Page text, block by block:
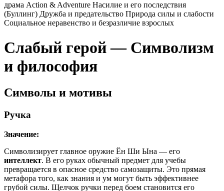
драма Action & Adventure Насилие и его последствия
(Буллинг) Дружба и предательство Природа силы и слабости
Социальное неравенство и безразличие взрослых
Слабый герой — Символизм
и философия
Символы и мотивы
Ручка
Значение:
Символизирует главное оружие Ён Ши Ына — его
интеллект. В его руках обычный предмет для учебы
превращается в опасное средство самозащиты. Это прямая
метафора того, как знания и ум могут быть эффективнее
грубой силы. Щелчок ручки перед боем становится его